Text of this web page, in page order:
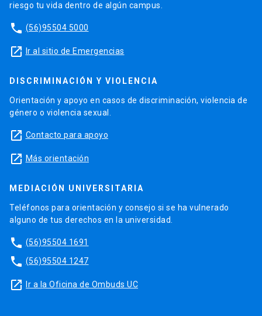
riesgo tu vida dentro de algún campus.
phone (56)95504 5000
launch Ir al sitio de Emergencias
DISCRIMINACIÓN Y VIOLENCIA
Orientación y apoyo en casos de discriminación, violencia de
género o violencia sexual.
launch Contacto para apoyo
launch Más orientación
MEDIACIÓN UNIVERSITARIA
Teléfonos para orientación y consejo si se ha vulnerado
alguno de tus derechos en la universidad.
phone (56)95504 1691
phone (56)95504 1247
launch Ir a la Oficina de Ombuds UC